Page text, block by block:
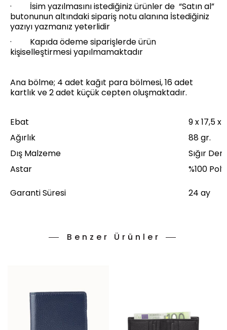
· İsim yazılmasını istediğiniz ürünler de “Satın al”
butonunun altındaki sipariş notu alanına İstediğiniz
yazıyı yazmanız yeterlidir
· Kapıda ödeme siparişlerde ürün
kişiselleştirmesi yapılmamaktadır
Ana bölme; 4 adet kağıt para bölmesi, 16 adet
kartlık ve 2 adet küçük cepten oluşmaktadır.
Ebat
9 x 17,5
Ağırlık
88 gr.
Dış Malzeme
Sığır
Astar
%100
Garanti Süresi 24 ay
Benzer Ürünler